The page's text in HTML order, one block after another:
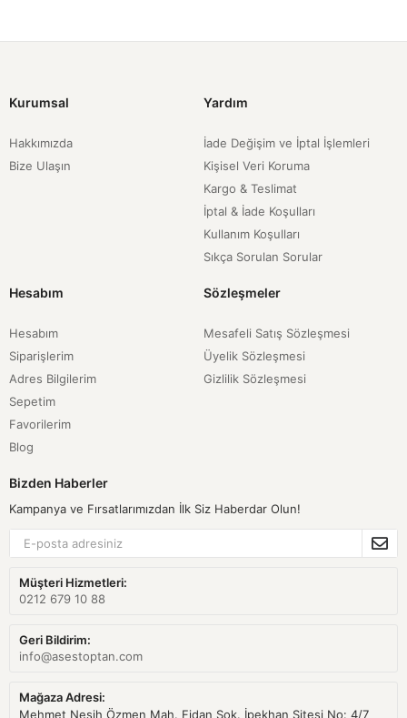
Kurumsal
Hakkımızda
Bize Ulaşın
Yardım
İade Değişim ve İptal İşlemleri
Kişisel Veri Koruma
Kargo & Teslimat
İptal & İade Koşulları
Kullanım Koşulları
Sıkça Sorulan Sorular
Hesabım
Hesabım
Siparişlerim
Adres Bilgilerim
Sepetim
Favorilerim
Blog
Sözleşmeler
Mesafeli Satış Sözleşmesi
Üyelik Sözleşmesi
Gizlilik Sözleşmesi
Bizden Haberler
Kampanya ve Fırsatlarımızdan İlk Siz Haberdar Olun!
Müşteri Hizmetleri:
0212 679 10 88
Geri Bildirim:
info@asestoptan.com
Mağaza Adresi:
Mehmet Nesih Özmen Mah. Fidan Sok. İpekhan Sitesi No: 4/7